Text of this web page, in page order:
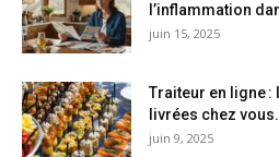
l’inflammation
juin 15, 2025
Traiteur en ligne
livrées chez
juin 9, 2025